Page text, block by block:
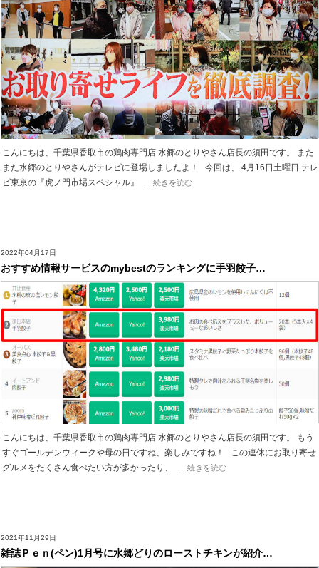
こんにちは、千葉県香取市の鶏肉専門店 水郷のとりやさん店長の須田です。 また
また水郷のとりやさんがテレビに登場しましたよ！ 今回は、 4月16日土曜日 テレ
ビ東京の『虎ノ門市場スペシャル』
... 続きを読む
2022年04月17日
おすすめ情報サービスのmybestのランキングに手羽餃子…
こんにちは、千葉県香取市の鶏肉専門店 水郷のとりやさん店長の須田です。 もう
すぐゴールデンウィークや母の日ですね、楽しみですね！ この連休にお取り寄せ
グルメをたくさん食べたい方が多かったり、
... 続きを読む
2021年11月29日
雑誌Ｐｅｎ(ペン)1月号に水郷どりのローストチキンが紹介…